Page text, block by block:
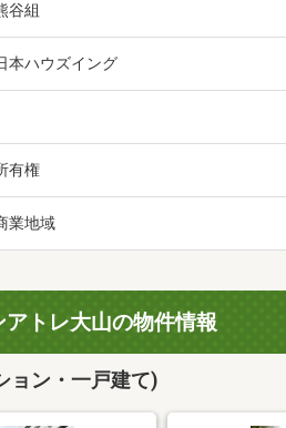
谷組
本ハウズイング
有権
業地域
トレ大山の物件情報
ョン・一戸建て)